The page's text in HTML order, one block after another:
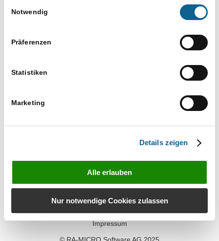
Notwendig
Präferenzen
Statistiken
Marketing
Details zeigen
Alle erlauben
Nur notwendige Cookies zulassen
Ansichten-
Navigation
Liste
Datum
Veranstaltungen
Nächste
Datenschutz
Impressum